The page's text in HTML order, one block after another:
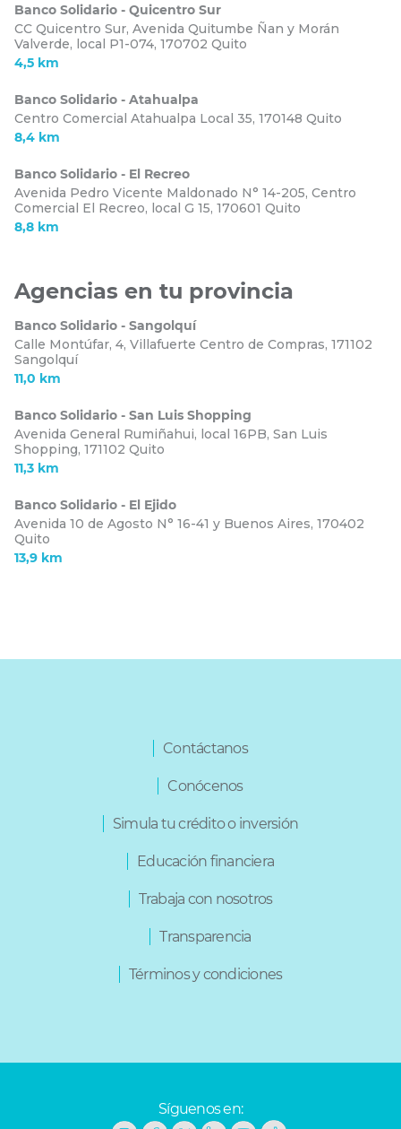
clave para crearlo.
Banco Solidario - Quicentro Sur
CC Quicentro Sur, Avenida Quitumbe Ñan y Morán
Valverde, local P1-074, 170702 Quito
4,5 km
Banco Solidario - Atahualpa
Centro Comercial Atahualpa Local 35, 170148 Quito
8,4 km
Banco Solidario - El Recreo
Avenida Pedro Vicente Maldonado N° 14-205, Centro
Comercial El Recreo, local G 15, 170601 Quito
8,8 km
Agencias en tu provincia
Banco Solidario - Sangolquí
Calle Montúfar, 4, Villafuerte Centro de Compras, 171102
Sangolquí
11,0 km
Banco Solidario - San Luis Shopping
Avenida General Rumiñahui, local 16PB, San Luis
Shopping, 171102 Quito
11,3 km
Banco Solidario - El Ejido
Avenida 10 de Agosto N° 16-41 y Buenos Aires, 170402
Quito
13,9 km
Contáctanos
Conócenos
Simula tu crédito o inversión
Educación financiera
Trabaja con nosotros
Transparencia
Términos y condiciones
Síguenos en: